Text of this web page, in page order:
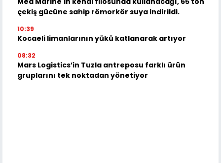
çekiş gücüne sahip römorkör suya indirildi.
10:39
Kocaeli limanlarının yükü katlanarak artıyor
08:32
Mars Logistics’in Tuzla antreposu farklı ürün
gruplarını tek noktadan yönetiyor